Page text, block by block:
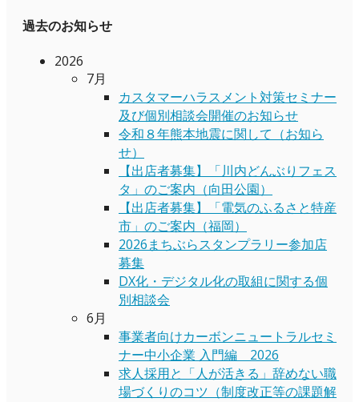
過去のお知らせ
2026
7月
カスタマーハラスメント対策セミナー
及び個別相談会開催のお知らせ
令和８年熊本地震に関して（お知ら
せ）
【出店者募集】「川内どんぶりフェス
タ」のご案内（向田公園）
【出店者募集】「電気のふるさと特産
市」のご案内（福岡）
2026まちぶらスタンプラリー参加店
募集
DX化・デジタル化の取組に関する個
別相談会
6月
事業者向けカーボンニュートラルセミ
ナー中小企業 入門編 2026
求人採用と「人が活きる」辞めない職
場づくりのコツ（制度改正等の課題解